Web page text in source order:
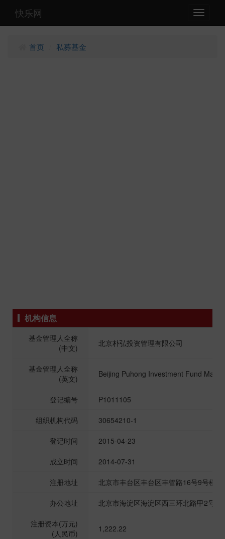
Toggle
快乐网
首页 私募基金
机构信息
基金管理人全称
(中文)
北京朴弘投资管理有限公司
基金管理人全称
(英文)
Beijing Puhong Investment Fund
登记编号 P1011105
组织机构代码 30654210-1
登记时间 2015-04-23
成立时间 2014-07-31
注册地址 北京市丰台区丰台区丰管路16号9号楼2
办公地址 北京市海淀区海淀区西三环北路甲2号院
注册资本(万元)
(人民币)
1,222.22